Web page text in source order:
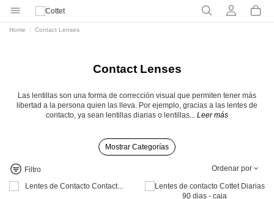
Home Contact Lenses
Contact Lenses
Las lentillas son una forma de corrección visual que permiten tener más
libertad a la persona quien las lleva. Por ejemplo, gracias a las lentes de
contacto, ya sean lentillas diarias o lentillas... Leer más
Mostrar Categorías
Filtro Ordenar por